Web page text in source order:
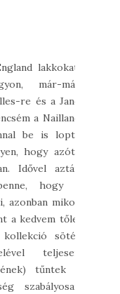
lakkokat,
már-már
re és a Jane
a Nailland
be is lopta
hogy azóta
Idővel aztán
hogy a
azonban mikor
a kedvem tőle.
sötét
teljesen
tűntek a
szabályosan